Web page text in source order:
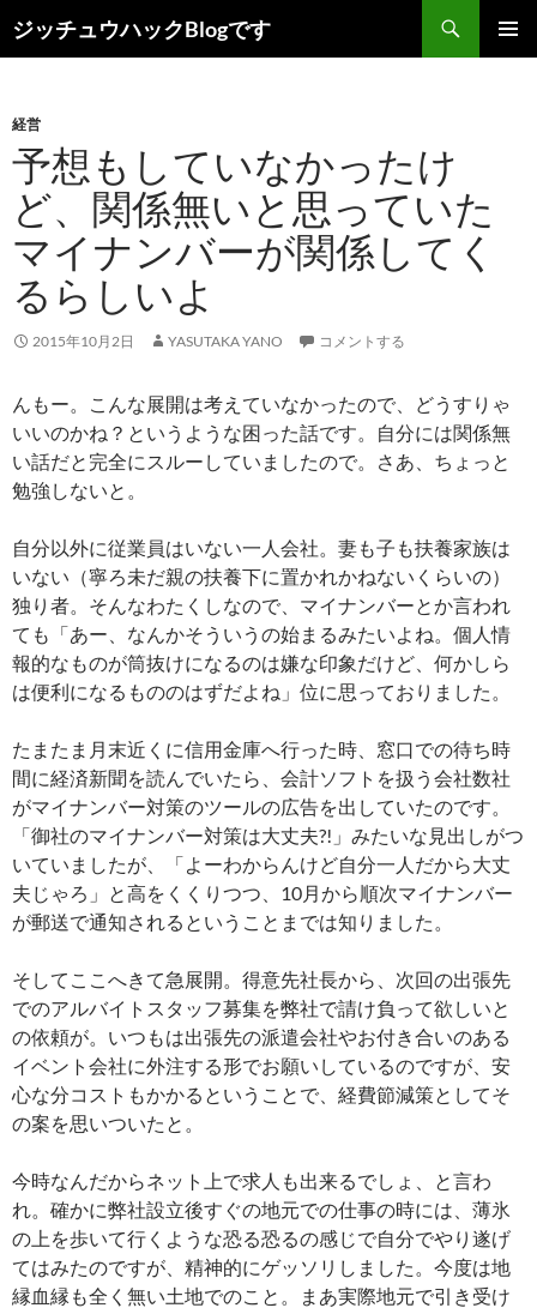
ン
ツ
へ
ッ
ジッチュウハックBlogです
索
経営
予想もしていなかったけ
ど、関係無いと思っていた
マイナンバーが関係してく
るらしいよ
2015年10月2日 YASUTAKA YANO コメントする
んもー。こんな展開は考えていなかったので、どうすりゃ
いいのかね？というような困った話です。自分には関係無
い話だと完全にスルーしていましたので。さあ、ちょっと
勉強しないと。
自分以外に従業員はいない一人会社。妻も子も扶養家族は
いない（寧ろ未だ親の扶養下に置かれかねないくらいの）
独り者。そんなわたくしなので、マイナンバーとか言われ
ても「あー、なんかそういうの始まるみたいよね。個人情
報的なものが筒抜けになるのは嫌な印象だけど、何かしら
は便利になるもののはずだよね」位に思っておりました。
たまたま月末近くに信用金庫へ行った時、窓口での待ち時
間に経済新聞を読んでいたら、会計ソフトを扱う会社数社
がマイナンバー対策のツールの広告を出していたのです。
「御社のマイナンバー対策は大丈夫?!」みたいな見出しがつ
いていましたが、「よーわからんけど自分一人だから大丈
夫じゃろ」と高をくくりつつ、10月から順次マイナンバー
が郵送で通知されるということまでは知りました。
そしてここへきて急展開。得意先社長から、次回の出張先
でのアルバイトスタッフ募集を弊社で請け負って欲しいと
の依頼が。いつもは出張先の派遣会社やお付き合いのある
イベント会社に外注する形でお願いしているのですが、安
心な分コストもかかるということで、経費節減策としてそ
の案を思いついたと。
今時なんだからネット上で求人も出来るでしょ、と言わ
れ。確かに弊社設立後すぐの地元での仕事の時には、薄氷
の上を歩いて行くような恐る恐るの感じで自分でやり遂げ
てはみたのですが、精神的にゲッソリしました。今度は地
縁血縁も全く無い土地でのこと。まあ実際地元で引き受け